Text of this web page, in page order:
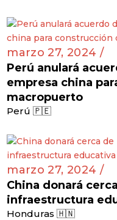
marzo 27, 2024 /
Perú anulará
empresa china
macropuerto
Perú 🇵🇪
marzo 27, 2024 /
China donará
infraestructura
Honduras 🇭🇳